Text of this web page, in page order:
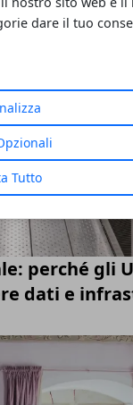
dare il tuo
Tutto
perché gli
dati e